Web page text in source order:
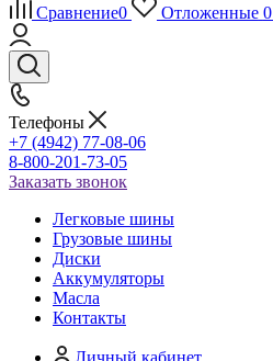
Сравнение0 Отложенные 0
Телефоны
+7 (4942) 77-08-06
8-800-201-73-05
Заказать звонок
Легковые шины
Грузовые шины
Диски
Аккумуляторы
Масла
Контакты
Личный кабинет